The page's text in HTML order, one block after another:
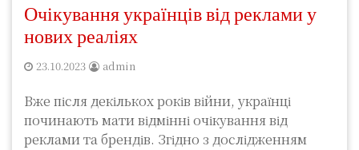
Очікування українців від реклами у
нових реаліях
23.10.2023 admin
Вже після декількох років війни, українці
починають мати відмінні очікування від
реклами та брендів. Згідно з дослідженням